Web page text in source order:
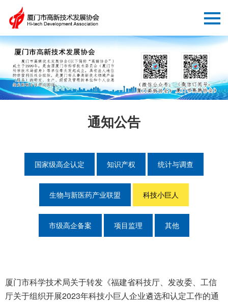
通知公告
国家级高企认定 知识产权 统计与调查
生物与新医药产业联盟 科技小巨人
市级高企备案 项目监理 其他
厦门市科学技术局关于转发《福建省科技厅、发改委、工信
厅关于组织开展2023年科技小巨人企业遴选和认定工作的通